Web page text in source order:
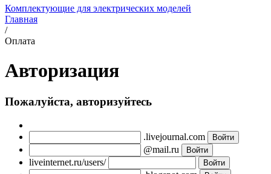
Комплектующие для электрических моделей
Главная
/
Оплата
Авторизация
Пожалуйста, авторизуйтесь
.livejournal.com
@mail.ru
liveinternet.ru/users/